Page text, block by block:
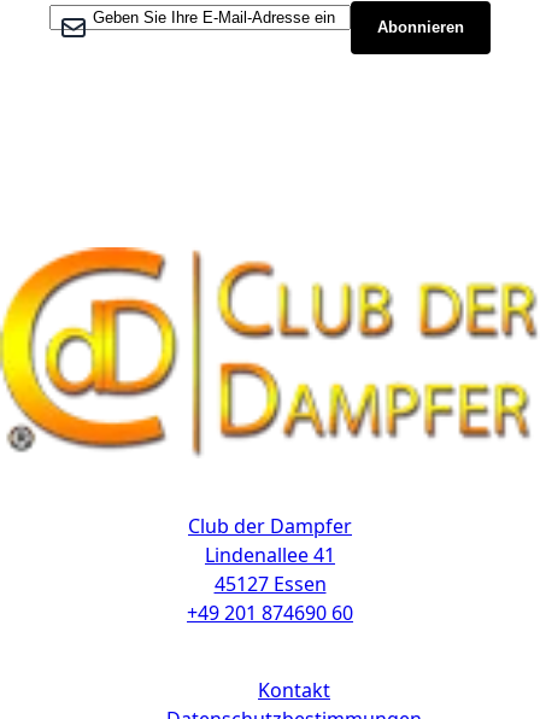
Melden Sie sich für unseren Newsletter an:
Abonnieren
Club der Dampfer
Lindenallee 41
45127 Essen
+49 201 874690 60
Kontakt